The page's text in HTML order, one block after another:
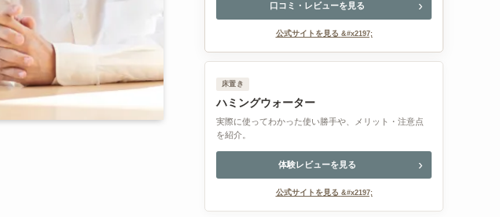
口コミ・レビューを見る
公式サイトを見る
床置き
ハミングウォーター
実際に使ってわかった使い勝手や、メリット・注意点
を紹介。
体験レビューを見る
公式サイトを見る